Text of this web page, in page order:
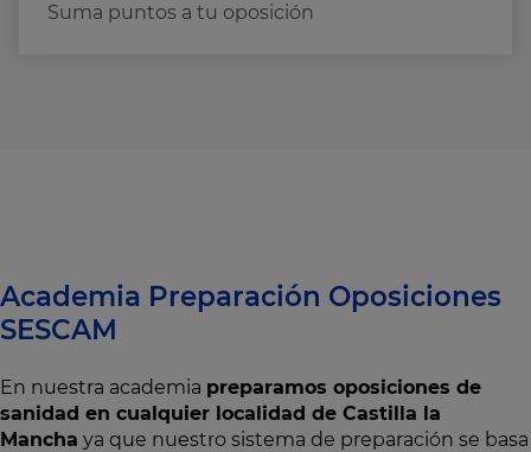
Suma puntos a tu oposición
Academia Preparación Oposiciones
SESCAM
En nuestra academia preparamos oposiciones de
sanidad en cualquier localidad de Castilla la
Mancha ya que nuestro sistema de preparación se basa